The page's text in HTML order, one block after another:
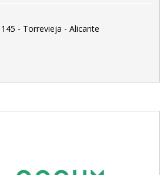
- Torrevieja - Alicante